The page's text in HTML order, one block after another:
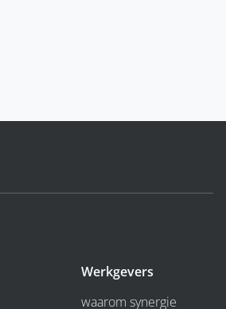
Werkgevers
waarom synergie